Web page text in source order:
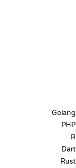
Golang
PHP
R
Dart
Rust